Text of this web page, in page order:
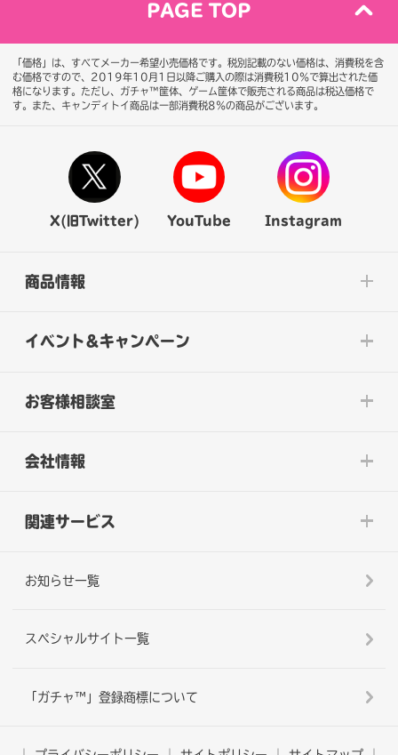
PAGE TOP
「価格」は、すべてメーカー希望小売価格です。税別記載のない価格は、消費税を含
む価格ですので、2019年10月1日以降ご購入の際は消費税10％で算出された価
格になります。 ただし、ガチャ™筐体、ゲーム筐体で販売される商品は税込価格で
す。また、キャンディトイ商品は一部消費税8％の商品がございます。
X(旧Twitter) YouTube Instagram
商品情報
イベント&キャンペーン
お客様相談室
会社情報
関連サービス
お知らせ一覧
スペシャルサイト一覧
「ガチャ™」登録商標について